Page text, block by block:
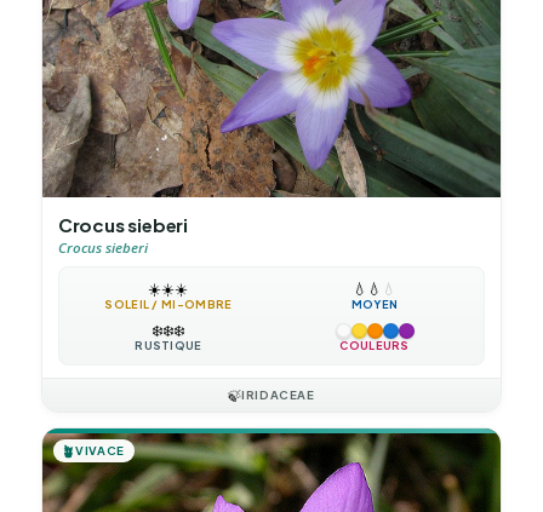
Crocus sieberi
Crocus sieberi
☀️☀️☀️
SOLEIL / MI-OMBRE
💧 💧 💧
MOYEN
❄️❄️❄️
RUSTIQUE COULEURS
🍃IRIDACEAE
🪴VIVACE